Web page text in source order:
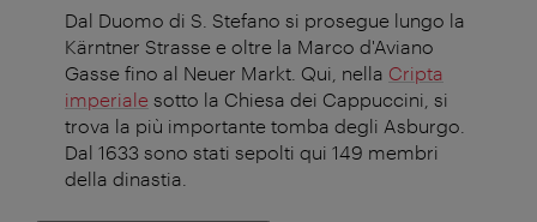
Dal Duomo di S. Stefano si prosegue lungo la
Kärntner Strasse e oltre la Marco d'Aviano
Gasse fino al Neuer Markt. Qui, nella Cripta
imperiale sotto la Chiesa dei Cappuccini, si
trova la più importante tomba degli Asburgo.
Dal 1633 sono stati sepolti qui 149 membri
della dinastia.